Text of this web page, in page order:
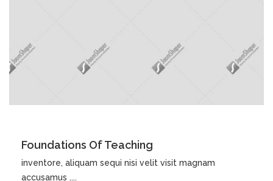
Foundations Of Teaching
inventore, aliquam sequi nisi velit visit magnam
accusamus ....